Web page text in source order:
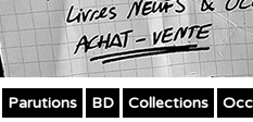
Parutions BD Collections